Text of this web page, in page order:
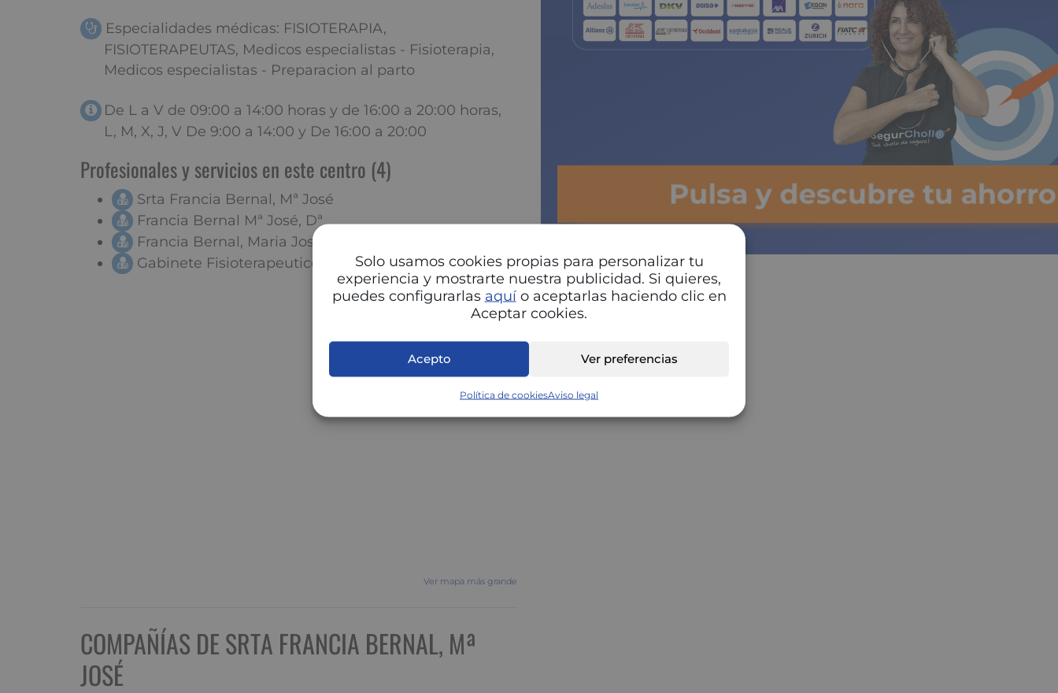
Solo usamos cookies propias para personalizar tu
experiencia y mostrarte nuestra publicidad. Si quieres,
puedes configurarlas aquío aceptarlas haciendo clic en
Aceptar cookies.
Acepto Ver preferencias
Política de cookiesAviso legal
Especialidades médicas: FISIOTERAPIA,
FISIOTERAPEUTAS, Medicos especialistas - Fisioterapia,
Medicos especialistas - Preparacion al parto
De L a V de 09:00 a 14:00 horas y de 16:00 a 20:00 horas,
L, M, X, J, V De 9:00 a 14:00 y De 16:00 a 20:00
Profesionales y servicios en este centro (4)
Srta Francia Bernal, Mª José
Francia Bernal Mª José, Dª
Francia Bernal, Maria Jose
Gabinete Fisioterapeutico De Fraga
Ver mapa más grande
COMPAÑÍAS DE SRTA FRANCIA BERNAL, Mª
JOSÉ
Pulsa y descubre tu ahorro